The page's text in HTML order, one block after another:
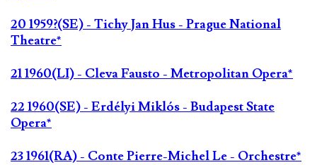
20 1959?(SE) - Tichy Jan Hus - Prague National
Theatre*
21 1960(LI) - Cleva Fausto - Metropolitan Opera*
22 1960(SE) - Erdélyi Miklós - Budapest State
Opera*
23 1961(RA) - Conte Pierre-Michel Le - Orchestre*